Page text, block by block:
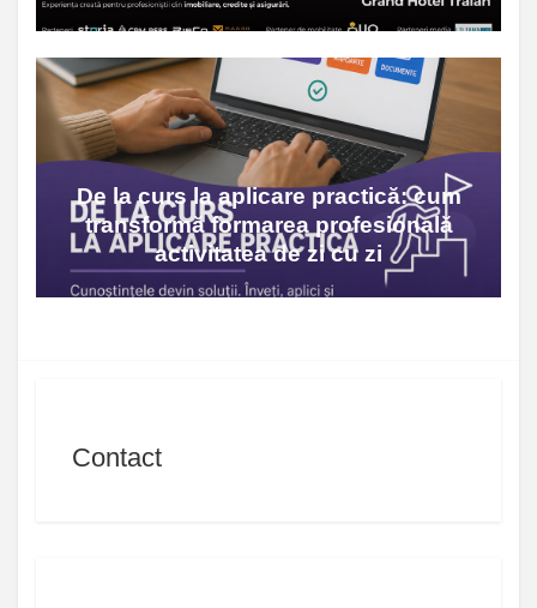
De la curs la aplicare practică: cum
transformă formarea profesională
activitatea de zi cu zi
Contact